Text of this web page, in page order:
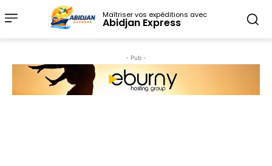
Maîtriser vos expéditions avec
Abidjan Express
- Pub -